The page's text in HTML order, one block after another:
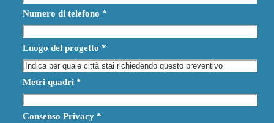
Numero di telefono *
Luogo del progetto *
Metri quadri *
Consenso Privacy *